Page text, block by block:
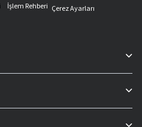
İşlem Rehberi Çerez Ayarları